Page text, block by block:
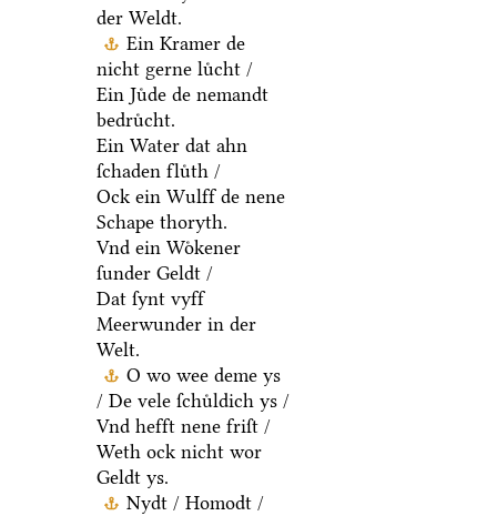
der Weldt.
Ein Kramer de
nicht gerne luͤcht /
Ein Juͤde de nemandt
bedruͤcht.
Ein Water dat ahn
ſchaden fluͤth /
Ock ein Wulff de nene
Schape thoryth.
Vnd ein Woͤkener
ſunder Geldt /
Dat ſynt vyff
Meerwunder in der
Welt.
O wo wee deme ys
/ De vele ſchuͤldich ys /
Vnd hefft nene friſt /
Weth ock nicht wor
Geldt ys.
Nydt / Homodt /